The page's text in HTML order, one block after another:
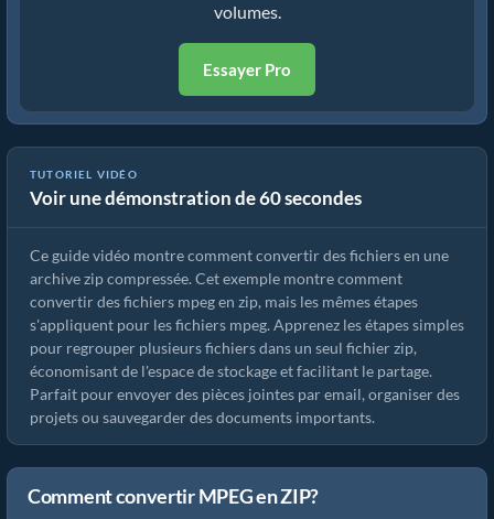
volumes.
Essayer Pro
TUTORIEL VIDÉO
Voir une démonstration de 60 secondes
Comment convertir des fichiers en ZIP en ligne (Guide simple)
Ce guide vidéo montre comment convertir des fichiers en une
archive zip compressée. Cet exemple montre comment
convertir des fichiers mpeg en zip, mais les mêmes étapes
s'appliquent pour les fichiers mpeg. Apprenez les étapes simples
pour regrouper plusieurs fichiers dans un seul fichier zip,
économisant de l'espace de stockage et facilitant le partage.
Parfait pour envoyer des pièces jointes par email, organiser des
projets ou sauvegarder des documents importants.
Comment convertir MPEG en ZIP?